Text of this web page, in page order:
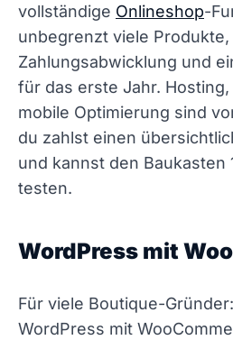
vollständige Onlineshop-
unbegrenzt viele
Zahlungsabwicklung und
für das erste Jahr. Hosting,
mobile Optimierung sind
du zahlst einen
und kannst den Baukasten
testen.
WordPress mit
Für viele Boutique-
WordPress mit